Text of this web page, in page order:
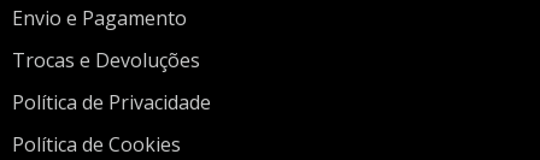
Envio e Pagamento
Trocas e Devoluções
Política de Privacidade
Política de Cookies